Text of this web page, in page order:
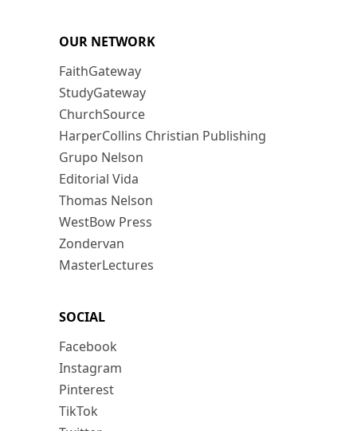
OUR NETWORK
FaithGateway
StudyGateway
ChurchSource
HarperCollins Christian Publishing
Grupo Nelson
Editorial Vida
Thomas Nelson
WestBow Press
Zondervan
MasterLectures
SOCIAL
Facebook
Instagram
Pinterest
TikTok